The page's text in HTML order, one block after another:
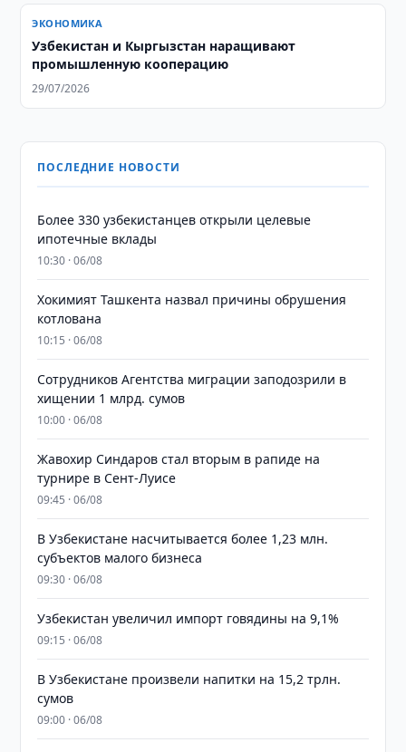
ЭКОНОМИКА
Узбекистан и Кыргызстан наращивают
промышленную кооперацию
29/07/2026
ПОСЛЕДНИЕ НОВОСТИ
Более 330 узбекистанцев открыли целевые
ипотечные вклады
10:30 · 06/08
Хокимият Ташкента назвал причины обрушения
котлована
10:15 · 06/08
Сотрудников Агентства миграции заподозрили в
хищении 1 млрд. сумов
10:00 · 06/08
Жавохир Синдаров стал вторым в рапиде на
турнире в Сент-Луисе
09:45 · 06/08
В Узбекистане насчитывается более 1,23 млн.
субъектов малого бизнеса
09:30 · 06/08
Узбекистан увеличил импорт говядины на 9,1%
09:15 · 06/08
В Узбекистане произвели напитки на 15,2 трлн.
сумов
09:00 · 06/08